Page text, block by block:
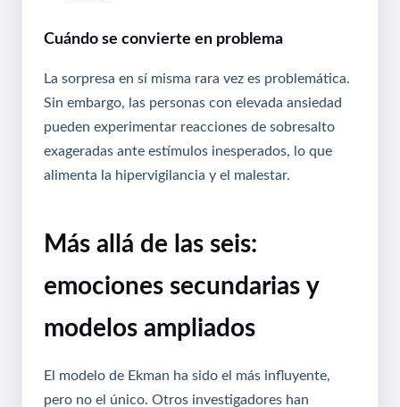
Cuándo se convierte en problema
La sorpresa en sí misma rara vez es problemática.
Sin embargo, las personas con elevada ansiedad
pueden experimentar reacciones de sobresalto
exageradas ante estímulos inesperados, lo que
alimenta la hipervigilancia y el malestar.
Más allá de las seis:
emociones secundarias y
modelos ampliados
El modelo de Ekman ha sido el más influyente,
pero no el único. Otros investigadores han